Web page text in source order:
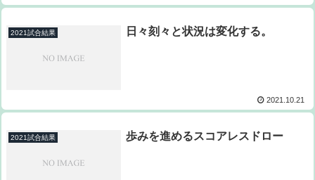
2021試合結果 日々刻々と状況は変化する。
2021.10.21
2021試合結果 歩みを進めるスコアレスドロー